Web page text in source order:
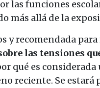
las funciones
más allá de la
recomendada para
las tensiones
qué es considerada
reciente. Se estará